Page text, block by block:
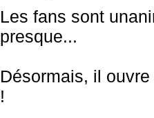
Les fans sont
presque...
Désormais, il
!